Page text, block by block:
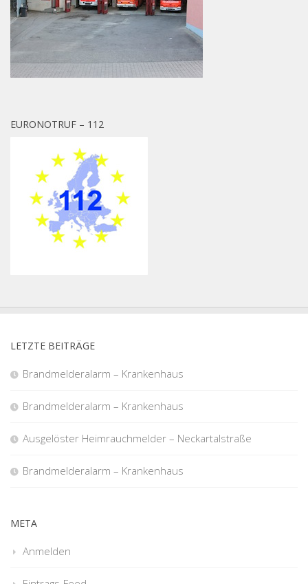
EURONOTRUF – 112
LETZTE BEITRÄGE
Brandmelderalarm – Krankenhaus
Brandmelderalarm – Krankenhaus
Ausgelöster Heimrauchmelder – Neckartalstraße
Brandmelderalarm – Krankenhaus
META
Anmelden